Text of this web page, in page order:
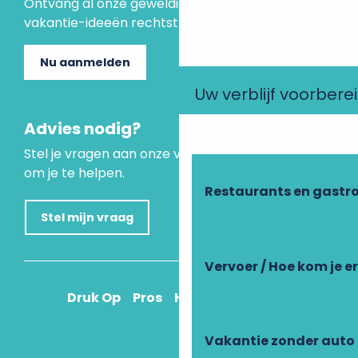
Uw verblijf
Restaurants en
Vervoer / Hoe kom je
Vakantie zonder auto
vakantie-ideeën rechtstreeks in je inbox.
Nu aanmelden
Advies nodig?
Stel je vragen aan onze virtuele assistent, die er is
om je te helpen.
Stel mijn vraag
Druk Op Pros Hoe kom ik daar?